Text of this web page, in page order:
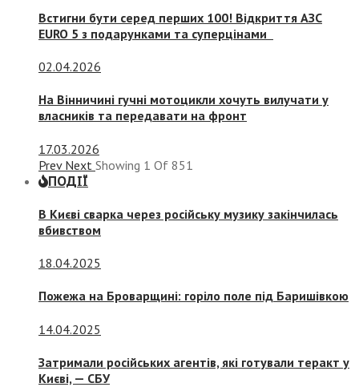
Встигни бути серед перших 100! Відкриття АЗС
EURO 5 з подарунками та суперцінами
02.04.2026
На Вінничині гучні мотоцикли хочуть вилучати у
власників та передавати на фронт
17.03.2026
Prev Next Showing 1 Of 851
ПОДІЇ
В Києві сварка через російську музику закінчилась
вбивством
18.04.2025
Пожежа на Броварщині: горіло поле під Баришівкою
14.04.2025
Затримали російських агентів, які готували теракт у
Києві, — СБУ